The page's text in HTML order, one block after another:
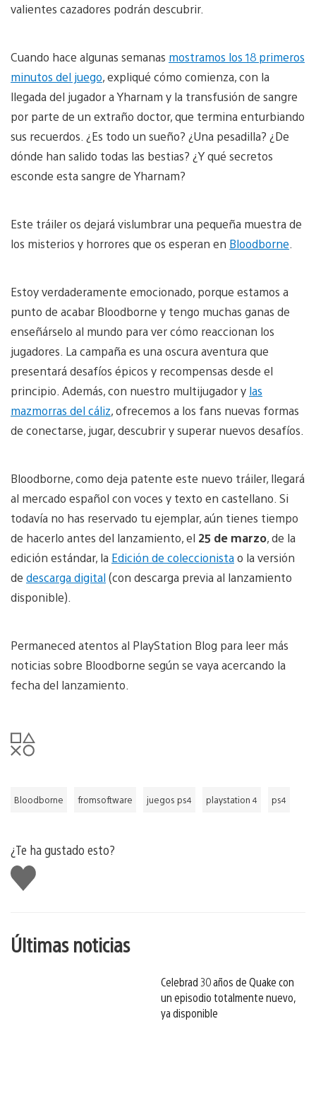
valientes cazadores podrán descubrir.
Cuando hace algunas semanas mostramos los 18 primeros
minutos del juego, expliqué cómo comienza, con la
llegada del jugador a Yharnam y la transfusión de sangre
por parte de un extraño doctor, que termina enturbiando
sus recuerdos. ¿Es todo un sueño? ¿Una pesadilla? ¿De
dónde han salido todas las bestias? ¿Y qué secretos
esconde esta sangre de Yharnam?
Este tráiler os dejará vislumbrar una pequeña muestra de
los misterios y horrores que os esperan en Bloodborne
Estoy verdaderamente emocionado, porque estamos a
punto de acabar Bloodborne y tengo muchas ganas de
enseñárselo al mundo para ver cómo reaccionan los
jugadores. La campaña es una oscura aventura que
presentará desafíos épicos y recompensas desde el
principio. Además, con nuestro multijugador y las
mazmorras del cáliz, ofrecemos a los fans nuevas formas
de conectarse, jugar, descubrir y superar nuevos desafíos.
Bloodborne, como deja patente este nuevo tráiler, llegará
al mercado español con voces y texto en castellano. Si
todavía no has reservado tu ejemplar, aún tienes tiempo
de hacerlo antes del lanzamiento, el 25 de marzo, de la
edición estándar, la Edición de coleccionistao la versión
de descarga digital(con descarga previa al lanzamiento
disponible).
Permaneced atentos al PlayStation Blog para leer más
noticias sobre Bloodborne según se vaya acercando la
fecha del lanzamiento.
Bloodborne fromsoftware juegos ps4 playstation 4 ps4
¿Te ha gustado esto?
Me
gusta
Últimas noticias
Celebrad 30 años de Quake con
un episodio totalmente nuevo,
ya disponible